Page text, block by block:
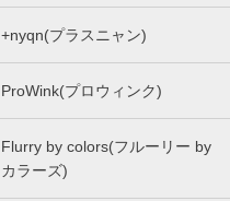
+nyqn(プラスニャン)
ProWink(プロウィンク)
Flurry by colors(フルーリー by
カラーズ)